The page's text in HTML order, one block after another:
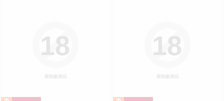
限制級商品
18
限制級商品
18